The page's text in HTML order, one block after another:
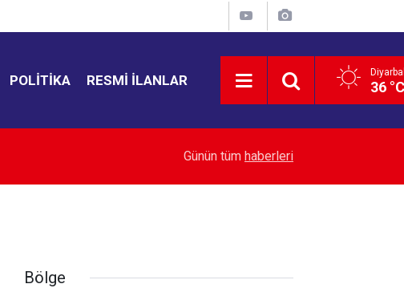
POLITIKA RESMI İLANLAR 36
Kırtasiye sektöründe okula dönüş mesaisi
Günün tüm haberleri
Bölge